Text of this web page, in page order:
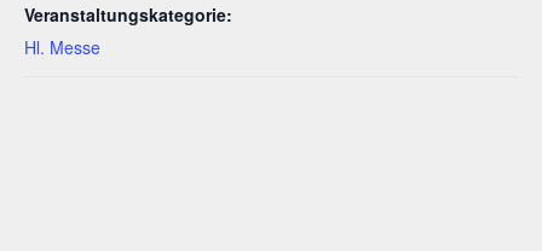
Veranstaltungskategorie:
Hl. Messe